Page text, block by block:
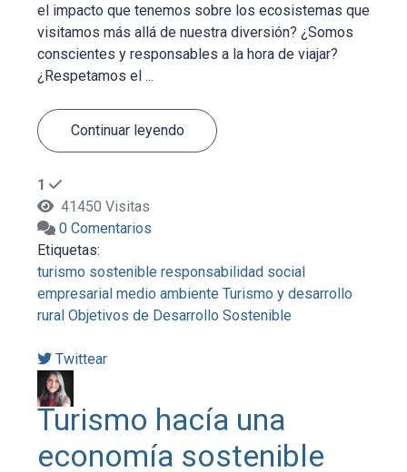
el impacto que tenemos sobre los ecosistemas que
visitamos más allá de nuestra diversión? ¿Somos
conscientes y responsables a la hora de viajar?
¿Respetamos el ...
Continuar leyendo
1
41450 Visitas
0 Comentarios
Etiquetas:
turismo sostenible responsabilidad social
empresarial medio ambiente Turismo y desarrollo
rural Objetivos de Desarrollo Sostenible
Twittear
Turismo hacía una
economía sostenible